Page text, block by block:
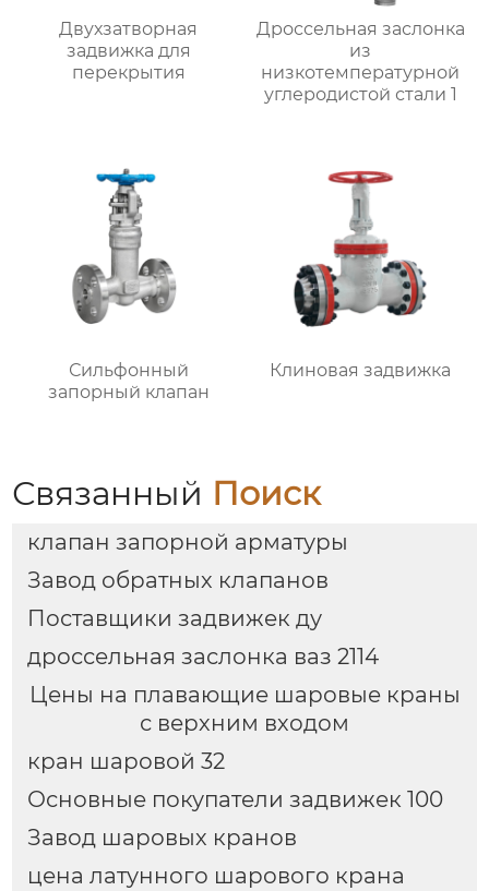
Двухзатворная
задвижка для
перекрытия
Дроссельная заслонка
из
низкотемпературной
углеродистой стали 1
Сильфонный
запорный клапан
Клиновая задвижка
Связанный Поиск
клапан запорной арматуры
Завод обратных клапанов
Поставщики задвижек ду
дроссельная заслонка ваз 2114
Цены на плавающие шаровые краны
с верхним входом
кран шаровой 32
Основные покупатели задвижек 100
Завод шаровых кранов
цена латунного шарового крана